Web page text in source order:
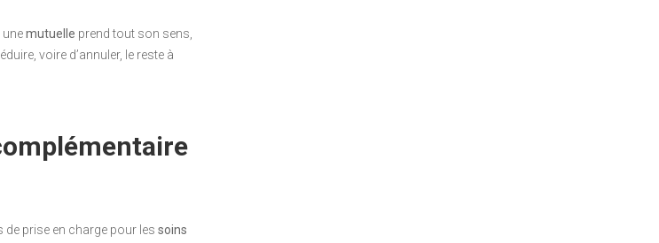
unemutuelle prend tout son sens,
voire d’annuler, le reste à
prise en charge pour les soins